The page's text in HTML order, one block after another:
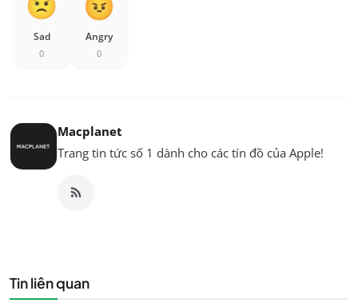
Sad
0
Angry
0
Macplanet
Trang tin tức số 1 dành cho các tín đồ của Apple!
Tin liên quan